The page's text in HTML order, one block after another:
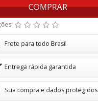
COMPRAR
Frete para todo Brasil
Entrega rápida garantida
Sua compra e dados protegidos